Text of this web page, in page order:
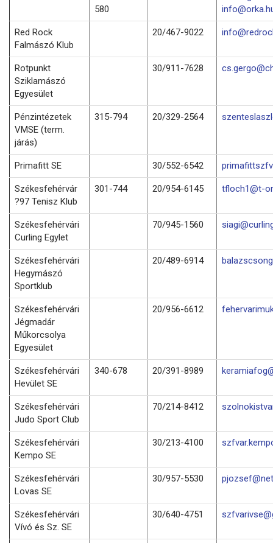
580
Red Rock
Falmászó Klub
20/467-9022
Rotpunkt
Sziklamászó
Egyesület
30/911-7628
Pénzintézetek
VMSE (term.
járás)
315-794 20/329-2564
Primafitt SE 30/552-6542
Székesfehérvár
?97 Tenisz Klub
301-744 20/954-6145 tfloch1@t-
Székesfehérvári
Curling Egylet
70/945-1560
Székesfehérvári
Hegymászó
Sportklub
20/489-6914
Székesfehérvári
Jégmadár
Műkorcsolya
Egyesület
20/956-6612
Székesfehérvári
Hevület SE
340-678 20/391-8989
Székesfehérvári
Judo Sport Club
70/214-8412
Székesfehérvári
Kempo SE
30/213-4100
Székesfehérvári
Lovas SE
30/957-5530
Székesfehérvári
Vívó és Sz. SE
30/640-4751